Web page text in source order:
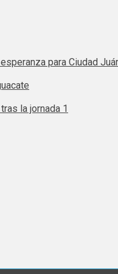
para Ciudad
la jornada 1